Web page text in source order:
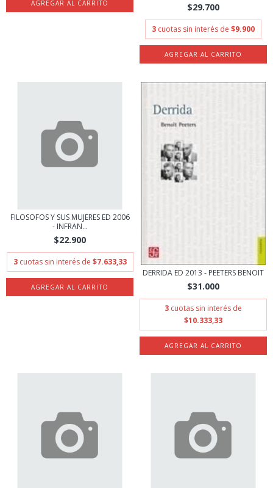
$29.700
3 cuotas sin interés de $9.900
FILOSOFOS Y SUS MUJERES ED 2006
- INFRAN...
$22.900
3 cuotas sin interés de $7.633,33
DERRIDA ED 2013 - PEETERS BENOIT
$31.000
3 cuotas sin interés de
$10.333,33